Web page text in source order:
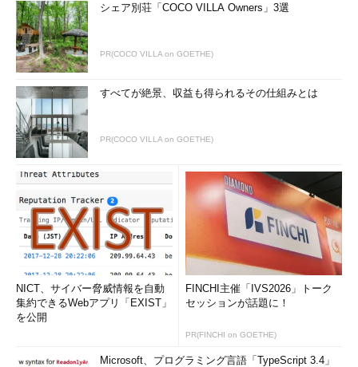
シェア別荘「COCO VILLA Owners」3選
PR(COCO VILLA on GOETHE)
すべてが絶景、収益も得られるその仕組みとは
PR(COCO VILLA on GOETHE)
NICT、サイバー脅威情報を自動
集約できるWebアプリ「EXIST」
を公開
FINCHI主催「IVS2026」トーク
セッションが話題に！
PR(FINCHI on GOETHE)
Microsoft、プログラミング言語「TypeScript 3.4」